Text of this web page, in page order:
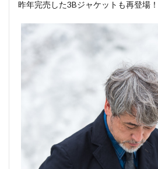
昨年完売した3Bジャケットも再登場！